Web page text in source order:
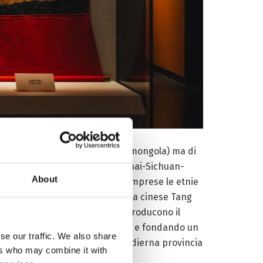
About
our traffic. We also share
who may combine it with
nomadi Xianbei (turco-mongola) ma di
secondo altri, dal Qinghai-Sichuan-
gruppi conquistati – comprese le etnie
le principesse della dinastia cinese Tang
invaso dai tibetani, che introducono il
vitale per la Via della Seta e fondando un
tra le steppe mongole e l’odierna provincia